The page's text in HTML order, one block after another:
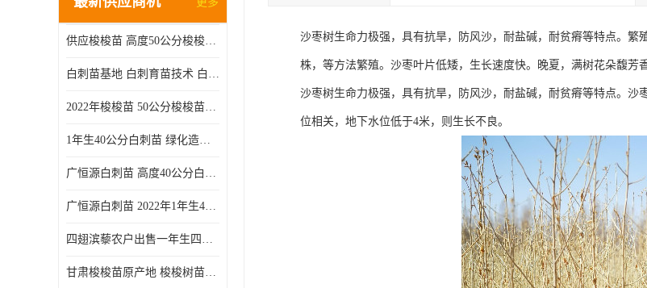
供应梭梭苗 高度50公分梭梭种苗基地 一手货源无中介
白刺苗基地 白刺育苗技术 白刺苗产地
2022年梭梭苗 50公分梭梭苗产地 沙漠绿化梭梭苗基地 提供技术
1年生40公分白刺苗 绿化造林白刺树苗
广恒源白刺苗 高度40公分白刺树苗
广恒源白刺苗 2022年1年生40公分白刺树苗
四翅滨藜农户出售一年生四翅滨藜各种规格四翅滨黎产地货源
甘肃梭梭苗原产地 梭梭树苗种植技术 梭梭种苗基地
沙枣树生命力极强，具有抗旱，防风沙，耐盐碱，耐贫瘠等特点。
株，等方法繁殖。沙枣叶片低矮，生长速度快。晚夏，满树花朵馥芳
沙枣树生命力极强，具有抗旱，防风沙，耐盐碱，耐贫瘠等特点。
位相关，地下水位低于4米，则生长不良。